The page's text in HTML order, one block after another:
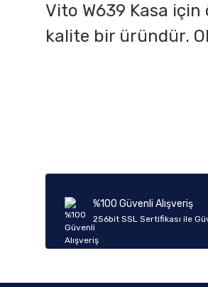
Vito W639 Kasa
kalite bir üründür.
Ürün fiyatı diğer sitelerden daha
Bu ürüne benzer farklı alternatifler
%100 Güvenli Alışveriş
256bit SSL Sertifikası ile